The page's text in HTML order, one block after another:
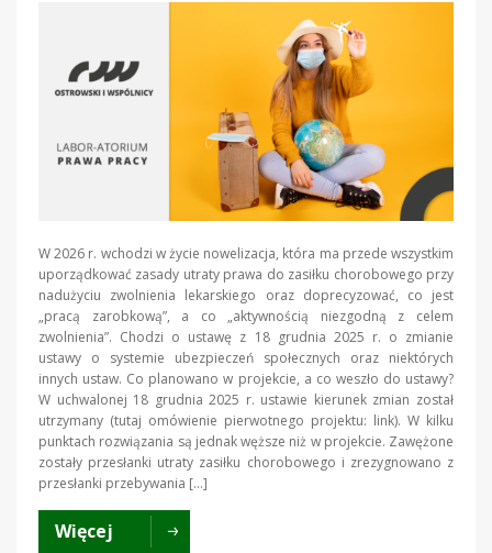
W 2026 r. wchodzi w życie nowelizacja, która ma przede wszystkim
uporządkować zasady utraty prawa do zasiłku chorobowego przy
nadużyciu zwolnienia lekarskiego oraz doprecyzować, co jest
„pracą zarobkową”, a co „aktywnością niezgodną z celem
zwolnienia”. Chodzi o ustawę z 18 grudnia 2025 r. o zmianie
ustawy o systemie ubezpieczeń społecznych oraz niektórych
innych ustaw. Co planowano w projekcie, a co weszło do ustawy?
W uchwalonej 18 grudnia 2025 r. ustawie kierunek zmian został
utrzymany (tutaj omówienie pierwotnego projektu: link). W kilku
punktach rozwiązania są jednak węższe niż w projekcie. Zawężone
zostały przesłanki utraty zasiłku chorobowego i zrezygnowano z
przesłanki przebywania […]
Więcej